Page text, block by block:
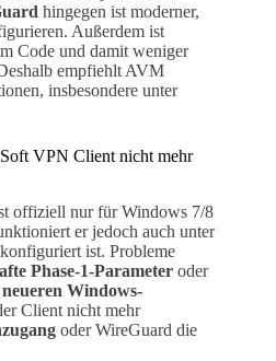
hingegen ist moderner,
Außerdem ist
Code und damit weniger
empfiehlt AVM
insbesondere unter
VPN Client nicht mehr
offiziell nur für Windows 7/8
er jedoch auch unter
ist. Probleme
Phase-1-Parameter oder
Windows-
Client nicht mehr
oder WireGuard die